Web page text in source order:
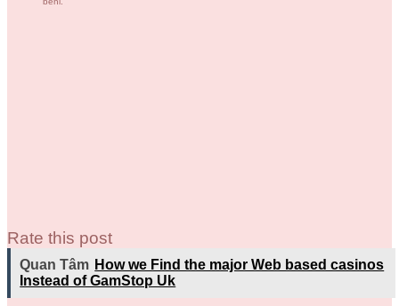
Rate this post
Quan Tâm How we Find the major Web based casinos
Instead of GamStop Uk